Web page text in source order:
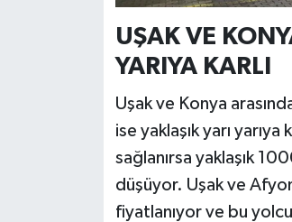
UŞAK VE
YARIYA KARLI
Uşak ve Konya
ise yaklaşık yarı
sağlanırsa yaklaşık
düşüyor. Uşak ve
fiyatlanıyor ve bu